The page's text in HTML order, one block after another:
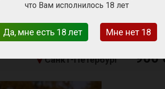
Петербурге
Санкт-Петербург 900
что Вам исполнилось 18 лет
Да, мне есть 18 лет Мне нет 18